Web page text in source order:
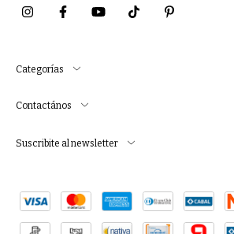
Categorías
Contactános
Suscribite al newsletter